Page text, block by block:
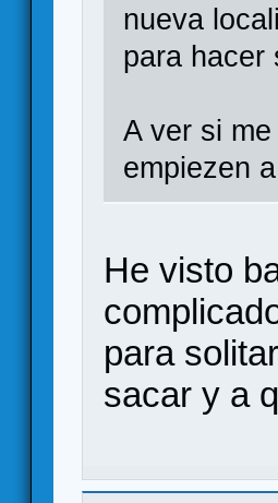
nueva
para hacer
A ver si
empiezen
He visto
para
sacar y a